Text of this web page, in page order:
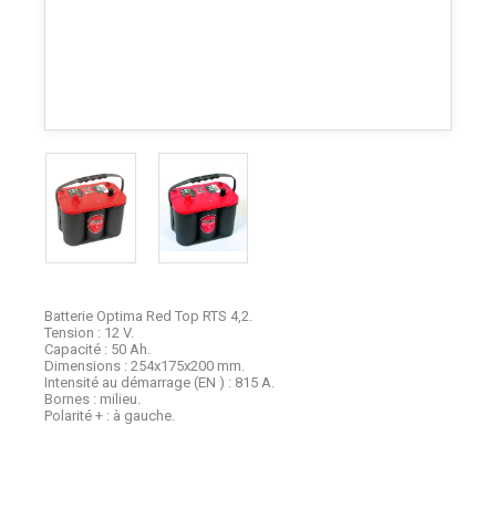
Batterie Optima Red Top RTS 4,2.
Tension : 12 V.
Capacité : 50 Ah.
Dimensions : 254x175x200 mm.
Intensité au démarrage (EN ) : 815 A.
Bornes : milieu.
Polarité + : à gauche.